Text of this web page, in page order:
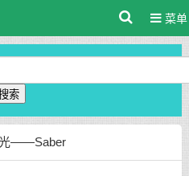
菜单
索
光——Saber